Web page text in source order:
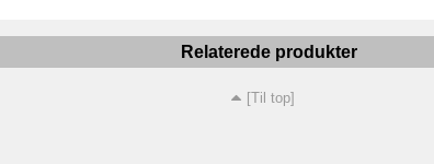
Relaterede produkter
[Til top]